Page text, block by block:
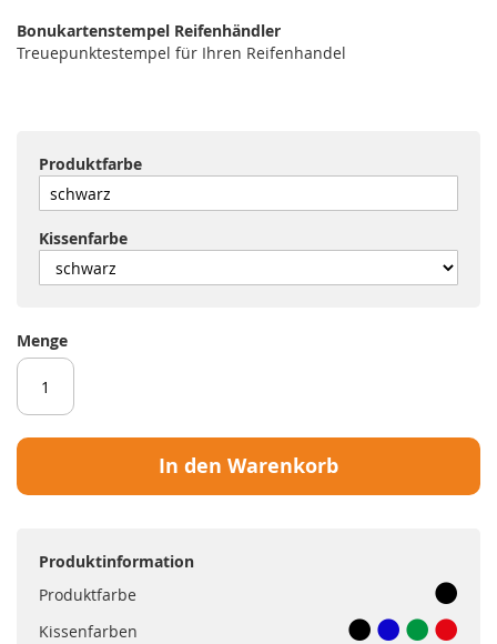
Bonukartenstempel Reifenhändler
Treuepunktestempel für Ihren Reifenhandel
Produktfarbe
Kissenfarbe
Menge
In den Warenkorb
Produktinformation
Produktfarbe
Kissenfarben